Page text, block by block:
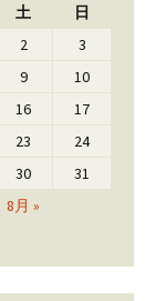
土 日
8月 »
2
3
9
10
16
17
23
24
30 31